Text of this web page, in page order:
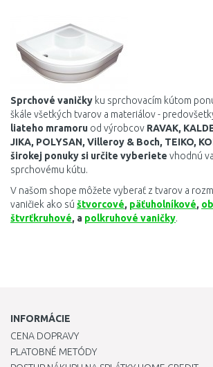
Sprchové vaničky ku sprchovacím kútom
škále všetkých tvarov a materiálov-
liateho mramoru od výrobcov RAVAK,
JIKA, POLYSAN, Villeroy & Boch, TEIKO,
širokej ponuky si určite vyberiete vhodnú
sprchovému kútu.
V našom shope môžete vyberať z tvarov a
vaničiek ako sú štvorcové, päťuholníkové,
štvrťkruhové, a polkruhové vaničky.
INFORMÁCIE
CENA DOPRAVY
PLATOBNÉ METÓDY